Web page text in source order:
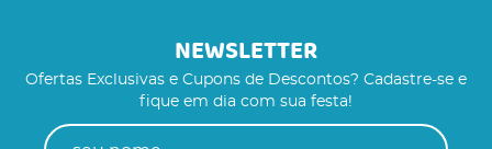
NEWSLETTER
Ofertas Exclusivas e Cupons de Descontos? Cadastre-se e
fique em dia com sua festa!